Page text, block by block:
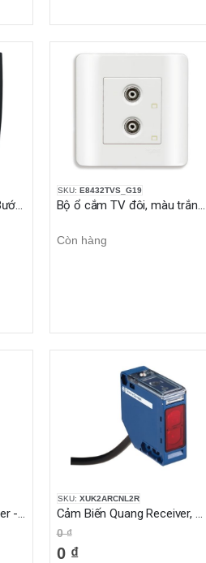
Bộ Điều Khiển Tụ Bù 6 Bước NR6
SKU: E8432TVS_G19
Bộ ổ cắm TV đôi, màu trắng Zencelo
Còn hàng
Cảm Biến Quang Receiver - Sn 8m - 12..24VDC - cable 2m
SKU: XUK2ARCNL2R
Cảm Biến Quang Receiver, Sn 30 m, 24...240VAC/DC, cable 2m
0 ₫
0 ₫